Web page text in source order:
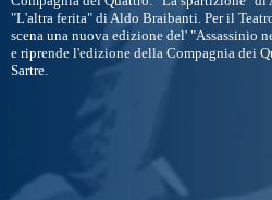
"L'altra ferita" di Aldo Braibanti. Per il
scena una nuova edizione del' "Assassinio
e riprende l'edizione della Compagnia dei
Sartre.